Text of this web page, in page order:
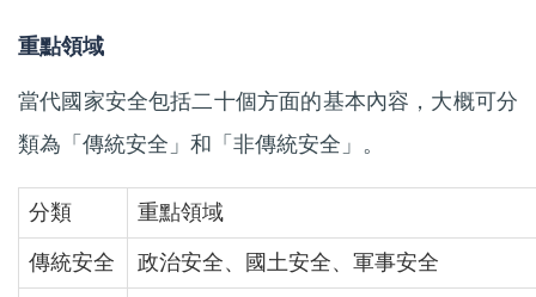
重點領域
當代國家安全包括二十個方面的基本內容，大概可分
類為「傳統安全」和「非傳統安全」。
分類 重點領域
傳統安全 政治安全、國土安全、軍事安全